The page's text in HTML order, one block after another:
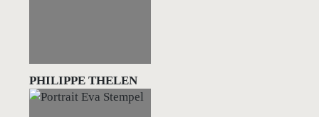
PHILIPPE THELEN